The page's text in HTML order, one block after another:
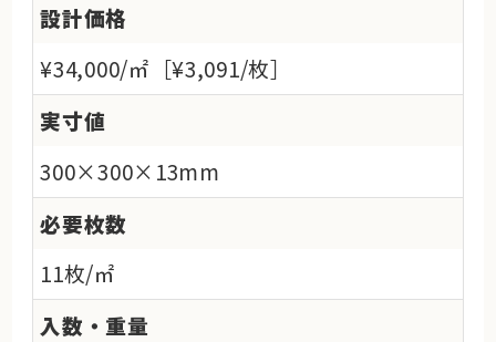
設計価格
¥34,000/㎡［¥3,091/枚］
実寸値
300×300×13mm
必要枚数
11枚/㎡
入数・重量